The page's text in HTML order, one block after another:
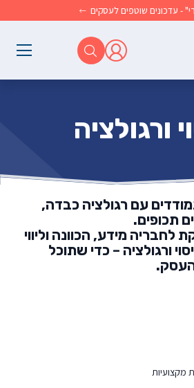
- עדכונים שוטפים לעסקים
ורגולציה
עם רגולציה כבדה,
תכופים.
לחבריה מידע, הכוונה וליווי
ורגולציה – כדי שתוכל
מקצועיות